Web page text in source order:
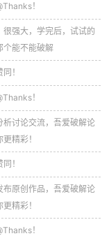
！
很强大，学完后，试试的
个能不能破解
！
！
析讨论交流，吾爱破解论
精彩！
！
布原创作品，吾爱破解论
精彩！
！